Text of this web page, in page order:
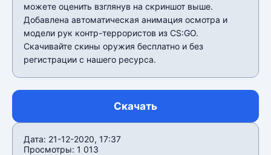
можете оценить взглянув на скриншот выше.
Добавлена автоматическая анимация осмотра и
модели рук контр-террористов из CS:GO.
Скачивайте скины оружия бесплатно и без
регистрации с нашего ресурса.
Скачать
Дата: 21-12-2020, 17:37
Просмотры: 1 013